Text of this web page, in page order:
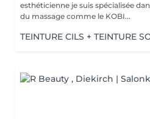
esthéticienne je suis spécialisée
du massage comme le KOBI...
TEINTURE CILS + TEINTURE